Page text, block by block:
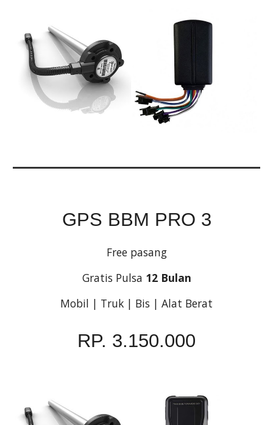
GPS BBM PRO 3
Free pasang
Gratis Pulsa 12 Bulan
Mobil | Truk | Bis | Alat Berat
RP. 3.150.000